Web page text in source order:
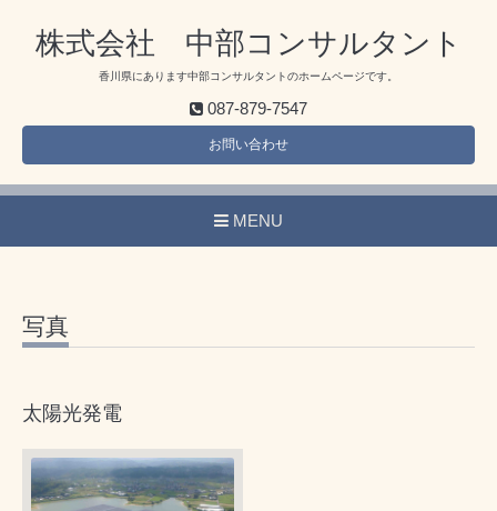
株式会社 中部コンサルタント
香川県にあります中部コンサルタントのホームページです。
087-879-7547
お問い合わせ
MENU
写真
太陽光発電